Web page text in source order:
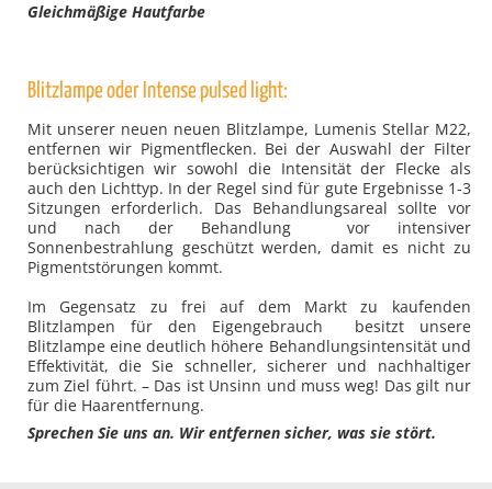
Gleichmäßige Hautfarbe
Blitzlampe oder Intense pulsed light:
Mit unserer neuen neuen Blitzlampe, Lumenis Stellar M22,
entfernen wir Pigmentflecken. Bei der Auswahl der Filter
berücksichtigen wir sowohl die Intensität der Flecke als
auch den Lichttyp. In der Regel sind für gute Ergebnisse 1-3
Sitzungen erforderlich. Das Behandlungsareal sollte vor
und nach der Behandlung vor intensiver
Sonnenbestrahlung geschützt werden, damit es nicht zu
Pigmentstörungen kommt.
Im Gegensatz zu frei auf dem Markt zu kaufenden
Blitzlampen für den Eigengebrauch besitzt unsere
Blitzlampe eine deutlich höhere Behandlungsintensität und
Effektivität, die Sie schneller, sicherer und nachhaltiger
zum Ziel führt. – Das ist Unsinn und muss weg! Das gilt nur
für die Haarentfernung.
Sprechen Sie uns an. Wir entfernen sicher, was sie stört.